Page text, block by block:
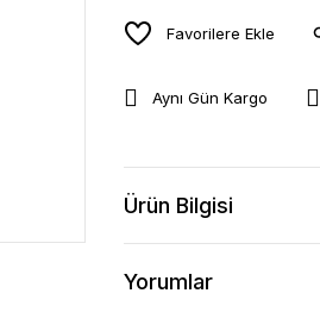
Aynı Gün Kargo
Ürün Bilgisi
Yorumlar